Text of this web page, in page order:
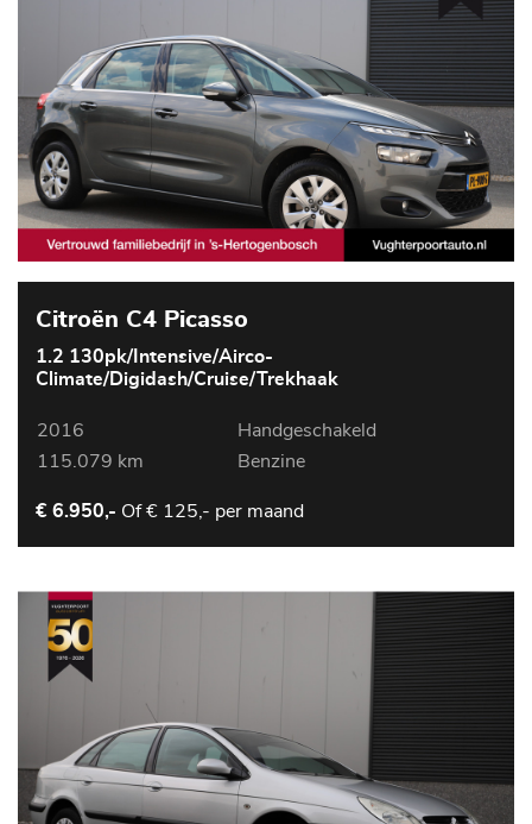
Citroën C4 Picasso
1.2 130pk/Intensive/Airco-
Climate/Digidash/Cruise/Trekhaak
2016
Handgeschakeld
115.079 km
Benzine
€ 6.950,- Of€ 125,- per maand